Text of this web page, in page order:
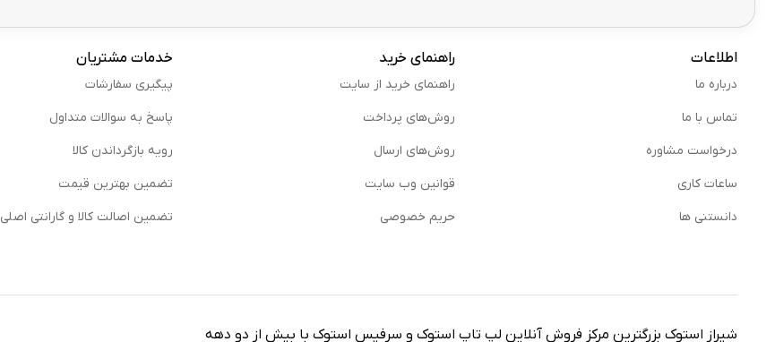
اطلاعات
درباره ما
تماس با ما
درخواست مشاوره
ساعات کاری
دانستنی ها
راهنمای خرید
راهنمای خرید از سایت
روش‌های پرداخت
روش‌های ارسال
قوانین وب سایت
حریم خصوصی
خدمات مشتریان
پیگیری سفارشات
پاسخ به سوالات متداول
رویه بازگرداندن کالا
تضمین بهترین قیمت
تضمین اصالت کالا و گارانتی اصلی
شیراز استوک بزرگترین مرکز فروش آنلاین لپ تاپ استوک و سرفیس استوک با بیش از دو دهه